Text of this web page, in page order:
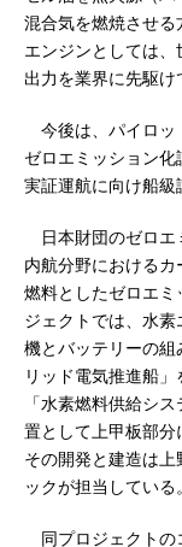
混合気を燃焼させ
エンジンとしては
出力を業界に先駆け
今後は、パイロッ
ゼロエミッション
実証運航に向け船級
日本財団のゼロエ
内航分野における
燃料としたゼロエミ
ジェクトでは、水
機とバッテリーの
リッド電気推進船
「水素燃料供給シ
置として上甲板部分
その開発と建造は
ックが担当している。
同プロジェクトの